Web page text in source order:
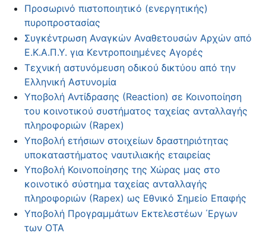
Προσωρινό πιστοποιητικό (ενεργητικής)
πυροπροστασίας
Συγκέντρωση Αναγκών Αναθετουσών Αρχών από
Ε.Κ.Α.Π.Υ. για Κεντροποιημένες Αγορές
Τεχνική αστυνόμευση οδικού δικτύου από την
Ελληνική Αστυνομία
Υποβολή Αντίδρασης (Reaction) σε Κοινοποίηση
του κοινοτικού συστήματος ταχείας ανταλλαγής
πληροφοριών (Rapex)
Υποβολή ετήσιων στοιχείων δραστηριότητας
υποκαταστήματος ναυτιλιακής εταιρείας
Υποβολή Κοινοποίησης της Χώρας μας στο
κοινοτικό σύστημα ταχείας ανταλλαγής
πληροφοριών (Rapex) ως Εθνικό Σημείο Επαφής
Υποβολή Προγραμμάτων Εκτελεστέων ΄Εργων
των OTA